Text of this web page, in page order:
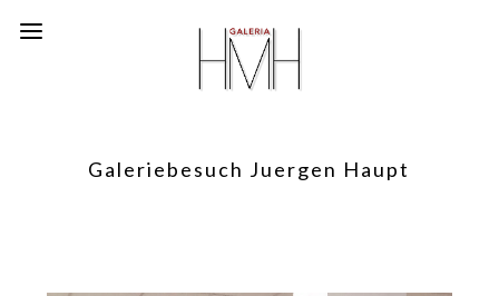
Galeriebesuch Juergen Haupt